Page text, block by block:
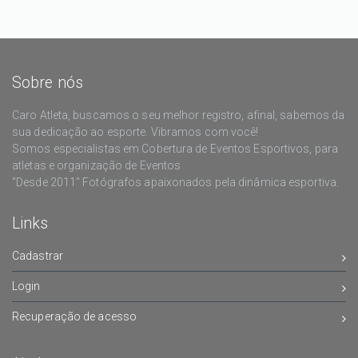
Sobre nós
Caro Atleta, buscamos o seu melhor registro, afinal, sabemos da
sua dedicação ao esporte. Vibramos com você!
Somos especialistas em Cobertura de Eventos Esportivos, para
atletas e organização de Eventos
"Desde 2011" Fotógrafos apaixonados pela dinâmica esportiva.
Links
Cadastrar
Login
Recuperação de acesso